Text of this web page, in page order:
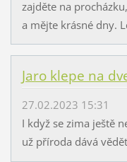
zajděte na
a mějte krásné dny.
Jaro klepe na
27.02.2023 15:31
I když se zima ještě
už příroda dává